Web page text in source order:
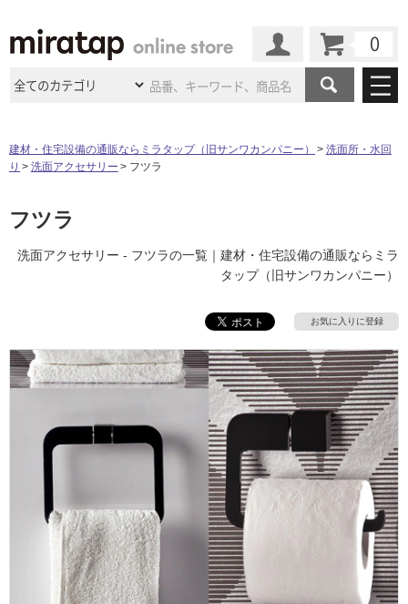
商品カテゴリ
キッチン
ム）・トイレ
ウッドデッキ フローリング・床材
収納 インテリア・家具
照明 ペット用品
内装用建材 パネル・壁材
ロートアイアン 天然石・石材
メンテナンス・施工材 新商品
施工事例
ミラタップのあるくらし お客様訪問インタビュー
ショールームの ご案内 東京ショールーム
名古屋ショールーム 京都ショールーム
札幌スマートショールー
ム
横浜スマートショールー
ウェルビーみのおHDC
BOX
初めての方へ
よくある質問 お問い合わせ
修理お問い合わせ クレーム公開
説明書・図面検索 水まわり3年保証
お役立ち情報 住まいの
スタイリング
アイデア
ミラタップチャンネル
オンライン相談
その他サービス
ミラタップと創る家
ASOLIE
工事会社紹介Coziコンシ
ェルジュ
自分らしい家づくり
SUVACO
最高のリノベ会社がみつ
かるリノベりす
建材・住宅設備の通販ならミラタップ（旧サンワカンパニー）
洗面所・水回
り
洗面アクセサリー フツラ
フツラ
洗面アクセサリー - フツラの一覧｜建材・住宅設備の通販ならミラ
タップ（旧サンワカンパニー）
お気に入りに登録